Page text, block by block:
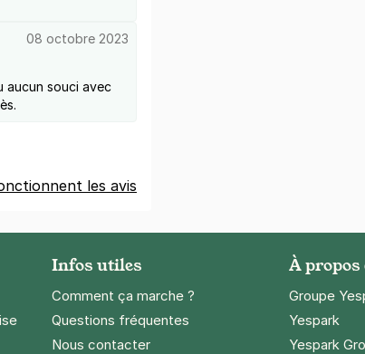
08 octobre 2023
aucun souci avec
les avis
Infos utiles
Comment ça marche ?
Questions fréquentes
Nous contacter
À propos
Groupe
Yespark
Yespark